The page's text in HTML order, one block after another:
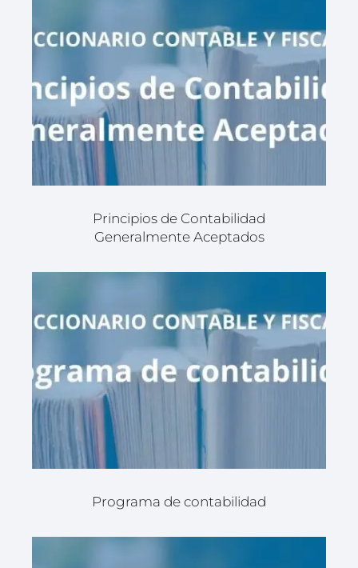
Principios de Contabilidad
Generalmente Aceptados
Programa de contabilidad